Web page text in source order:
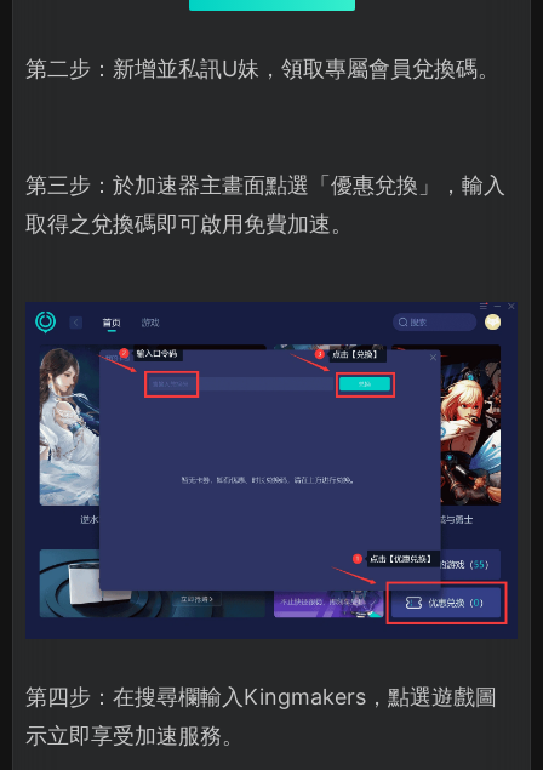
第二步：新增並私訊U妹，領取專屬會員兌換碼。
第三步：於加速器主畫面點選「優惠兌換」，輸入
取得之兌換碼即可啟用免費加速。
第四步：在搜尋欄輸入Kingmakers，點選遊戲圖
示立即享受加速服務。